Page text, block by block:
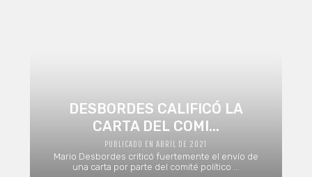
DESBORDES CALIFICÓ LA
CARTA DEL COMI...
PUBLICADO EN ABRIL DE 2021
Mario Desbordes criticó fuertemente el envío de
una carta por parte del comité político ...